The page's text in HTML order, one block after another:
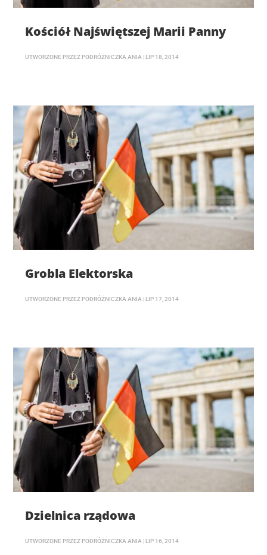
Kościół Najświętszej Marii Panny
UTWORZONE PRZEZ PODRÓŻNICZKA ANIA | LIP 18, 2014
Grobla Elektorska
UTWORZONE PRZEZ PODRÓŻNICZKA ANIA | LIP 17, 2014
Dzielnica rządowa
UTWORZONE PRZEZ PODRÓŻNICZKA ANIA | LIP 16, 2014